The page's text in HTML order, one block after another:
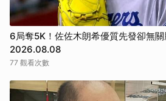
6局奪5K！佐佐木朗希優質先發卻無關
2026.08.08
77 觀看次數